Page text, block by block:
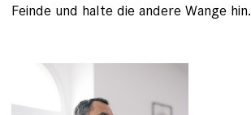
Feinde und halte die andere Wange hin.